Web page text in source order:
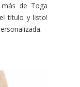
más de Toga
título y listo!